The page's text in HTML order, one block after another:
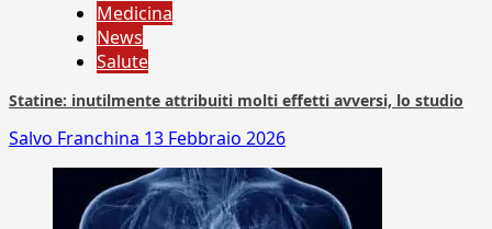
Medicina
News
Salute
Statine: inutilmente attribuiti molti effetti avversi, lo studio
Salvo Franchina 13 Febbraio 2026